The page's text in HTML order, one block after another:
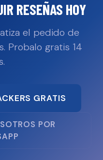
RESEÑAS HOY
el pedido de
Probalo gratis 14
GRATIS
POR